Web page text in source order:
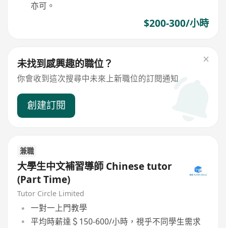
亦可。
$200-300/小時
未找到感興趣的職位？
你會收到這次搜尋中未來上新職位的訂閱通知
創建訂閱
兼職
大學生中文補習導師 Chinese tutor
(Part Time)
Tutor Circle Limited
一對一上門教學
平均時薪達＄150-600/小時，視乎不同學生需求